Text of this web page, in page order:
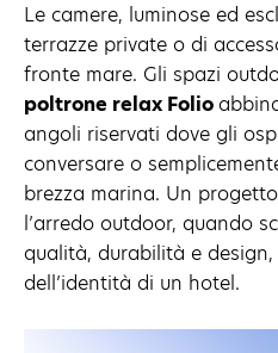
Le camere, luminose ed
terrazze private o di
fronte mare. Gli spazi
poltrone relax Folio
angoli riservati dove gli
conversare o
brezza marina. Un
l’arredo outdoor, quando
qualità, durabilità e
dell’identità di un hotel.